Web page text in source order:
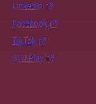
LinkedIn
Facebook
TikTok
SLU Play